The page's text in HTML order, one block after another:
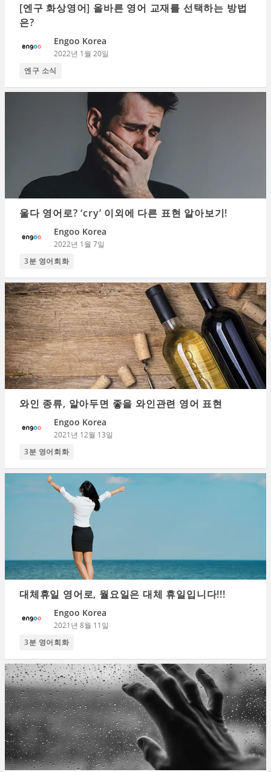
[엔구 화상영어] 올바른 영어 교재를 선택하는 방법
은?
Engoo Korea
2022년 1월 20일
엔구 소식
울다 영어로? ‘cry’ 이외에 다른 표현 알아보기!
Engoo Korea
2022년 1월 7일
3분 영어회화
와인 종류, 알아두면 좋을 와인관련 영어 표현
Engoo Korea
2021년 12월 13일
3분 영어회화
대체휴일 영어로, 월요일은 대체 휴일입니다!!!
Engoo Korea
2021년 8월 11일
3분 영어회화